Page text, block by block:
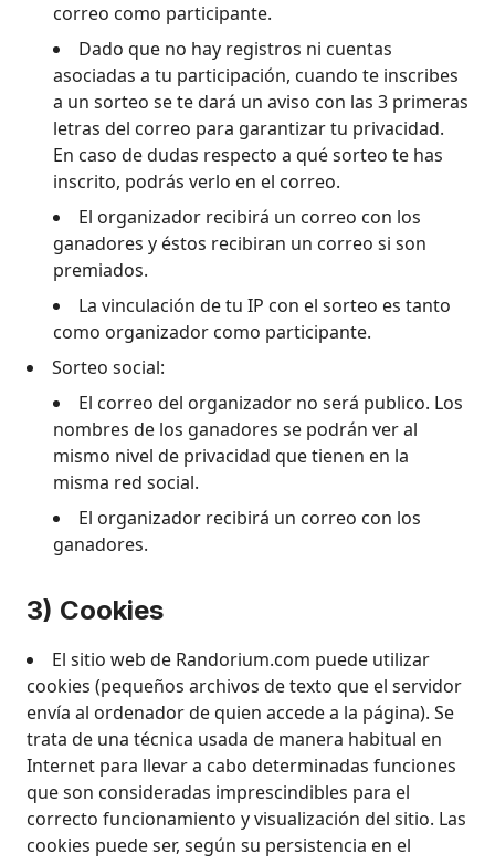
correo como participante.
Dado que no hay registros ni cuentas
asociadas a tu participación, cuando te inscribes
a un sorteo se te dará un aviso con las 3 primeras
letras del correo para garantizar tu privacidad.
En caso de dudas respecto a qué sorteo te has
inscrito, podrás verlo en el correo.
El organizador recibirá un correo con los
ganadores y éstos recibiran un correo si son
premiados.
La vinculación de tu IP con el sorteo es tanto
como organizador como participante.
Sorteo social:
El correo del organizador no será publico. Los
nombres de los ganadores se podrán ver al
mismo nivel de privacidad que tienen en la
misma red social.
El organizador recibirá un correo con los
ganadores.
3) Cookies
El sitio web de Randorium.com puede utilizar
cookies (pequeños archivos de texto que el servidor
envía al ordenador de quien accede a la página). Se
trata de una técnica usada de manera habitual en
Internet para llevar a cabo determinadas funciones
que son consideradas imprescindibles para el
correcto funcionamiento y visualización del sitio. Las
cookies puede ser, según su persistencia en el